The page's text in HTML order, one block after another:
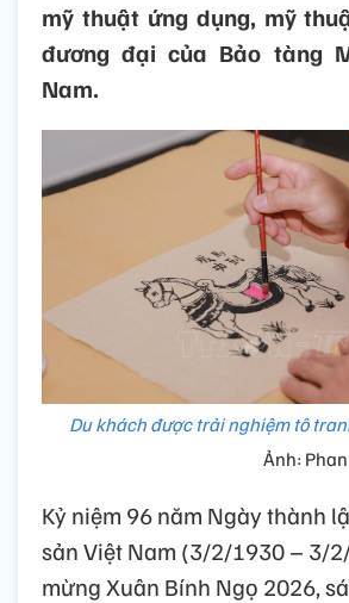
mỹ thuật ứng dụng, mỹ
đương đại của Bảo tàng
Nam.
Du khách được trải nghiệm tô
Ảnh:
Kỷ niệm 96 năm Ngày thành
sản Việt Nam (3/2/1930 – 3/
mừng Xuân Bính Ngọ 2026,